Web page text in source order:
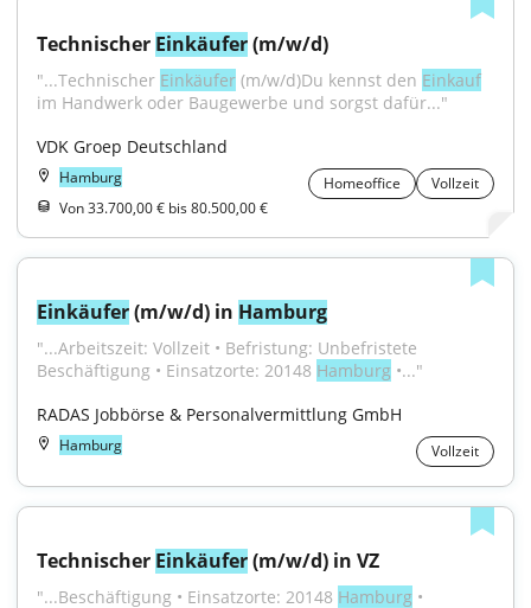
Technischer Einkäufer (m/w/d)
"...Technischer Einkäufer (m/w/d)Du kennst den Einkauf
im Handwerk oder Baugewerbe und sorgst dafür..."
VDK Groep Deutschland
Hamburg Homeoffice
Vollzeit
Von 33.700,00 € bis 80.500,00 €
Einkäufer (m/w/d) in Hamburg
"...Arbeitszeit: Vollzeit • Befristung: Unbefristete
Beschäftigung • Einsatzorte: 20148 Hamburg •..."
RADAS Jobbörse & Personalvermittlung GmbH
Hamburg Vollzeit
Technischer Einkäufer (m/w/d) in VZ
"...Beschäftigung • Einsatzorte: 20148 Hamburg •